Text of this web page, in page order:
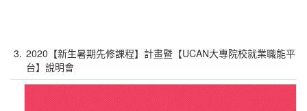
3. 2020【新生暑期先修課程】計畫暨【UCAN大專院校就業職能平
台】說明會